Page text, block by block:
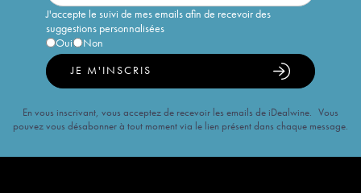
J'accepte le suivi de mes emails afin de recevoir des
suggestions personnalisées
Oui
Non
JE M'INSCRIS
En vous inscrivant, vous acceptez de recevoir les emails de iDealwine. Vous
pouvez vous désabonner à tout moment via le lien présent dans chaque message.